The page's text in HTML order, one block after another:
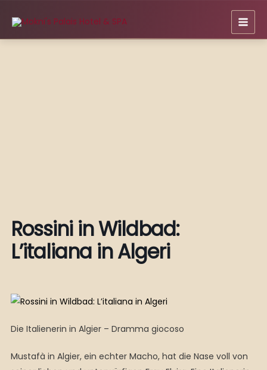
Inhalt
springen
Rossini in Wildbad:
L’italiana in Algeri
Die Italienerin in Algier – Dramma giocoso
Mustafà in Algier, ein echter Macho, hat die Nase voll von